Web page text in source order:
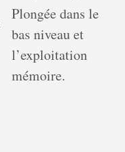
Plongée dans le
bas niveau et
l’exploitation
mémoire.